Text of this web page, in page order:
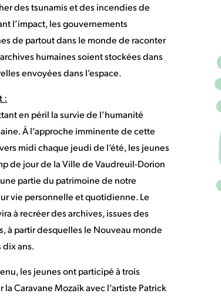
des tsunamis et des incendies de
l’impact, les gouvernements
de partout dans le monde de raconter
humaines soient stockées dans
envoyées dans l’espace.
:
en péril la survie de l’humanité
À l’approche imminente de cette
midi chaque jeudi de l’été, les jeunes
de jour de la Ville de Vaudreuil-Dorion
partie du patrimoine de notre
vie personnelle et quotidienne. Le
à recréer des archives, issues des
à partir desquelles le Nouveau monde
dix ans.
les jeunes ont participé à trois
la Caravane Mozaïk avec l’artiste Patrick